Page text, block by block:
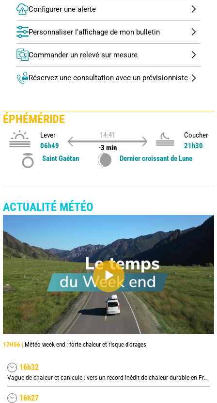
Configurer une alerte
Personnaliser l'affichage de mon bulletin
Commander un relevé sur mesure
Réservez une consultation avec un prévisionniste
ÉPHÉMÉRIDE
Lever
06h49
14:41
-3 min
Coucher
21h30
Saint Gaétan
Dernier croissant de Lune
ACTUALITÉ MÉTÉO
17H56 | Météo week-end : forte chaleur et risque d'orages
16h32
Vague de chaleur et canicule : vers un record inédit de chaleur durable en France
16h27